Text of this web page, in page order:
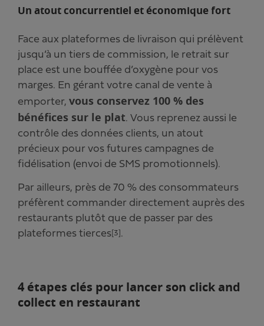
Un atout concurrentiel et économique fort
Face aux plateformes de livraison qui prélèvent
jusqu’à un tiers de commission, le retrait sur
place est une bouffée d’oxygène pour vos
marges. En gérant votre canal de vente à
emporter, vous conservez 100 % des
bénéfices sur le plat. Vous reprenez aussi le
contrôle des données clients, un atout
précieux pour vos futures campagnes de
fidélisation (envoi de SMS promotionnels).
Par ailleurs, près de 70 % des consommateurs
préfèrent commander directement auprès des
restaurants plutôt que de passer par des
plateformes tierces [3] .
4 étapes clés pour lancer son click and
collect en restaurant